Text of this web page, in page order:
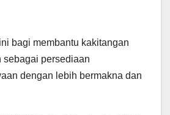
bagi membantu kakitangan
sebagai persediaan
dengan lebih bermakna dan